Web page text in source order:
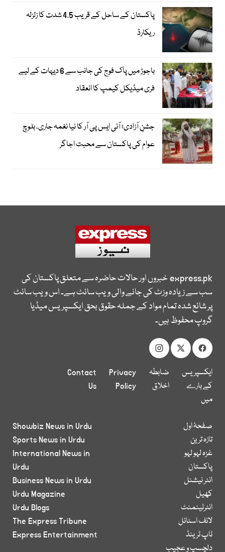
پاکستان کے ساحل کے قریب 4.5 شدت کا زلزلہ
ریکارڈ
باجوڑ میں پاک فوج کی جانب سے 6 دیہات کے لیے
فری میڈیکل کیمپ کا انعقاد
جشنِ آزادی؛ آئی ایس پی آر کا نیا نغمہ جاری، بلوچ
عوام کی پاکستان سے محبت اجاگر
express.pkخبروں اور حالات حاضرہ سے متعلق پاکستان کی
سب سے زیادہ وزٹ کی جانے والی ویب سائٹ ہے۔ اس ویب سائٹ
پر شائع شدہ تمام مواد کے جملہ حقوق بحق ایکسپریس میڈیا
گروپ محفوظ ہیں۔
ایکسپریس
کے بارے
میں
ضابطہ
اخلاق
Privacy
Policy
Contact
Us
صفحۂ اول
تازہ ترین
غزہ لہو لہو
پاکستان
انٹر نیشنل
کھیل
انٹرٹینمنٹ
لائف اسٹائل
ٹاپ ٹرینڈ
دلچسپ و عجیب
Showbiz News in Urdu
Sports News in Urdu
International News in
Urdu
Business News in Urdu
Urdu Magazine
Urdu Blogs
The Express Tribune
Express Entertainment